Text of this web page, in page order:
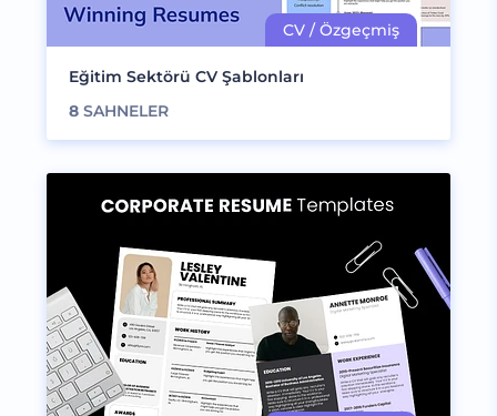
Eğitim Sektörü CV Şablonları
8 SAHNELER